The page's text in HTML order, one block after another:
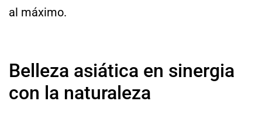
al máximo.
Belleza asiática en sinergia
con la naturaleza